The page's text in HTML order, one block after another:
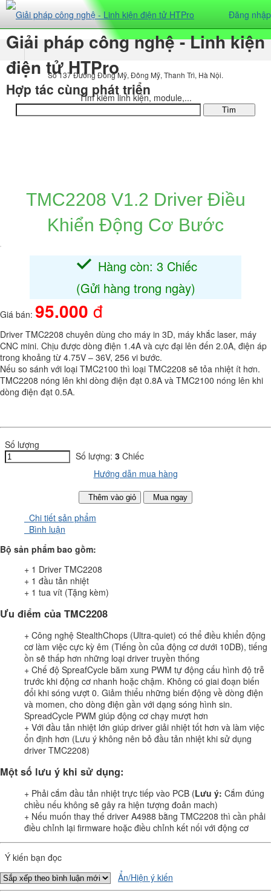
Giải pháp công nghệ - Linh kiện
điện tử HTPro
Hợp tác cùng phát triển
Đăng nhập
Số 137 Đường Đông Mỹ, Đông Mỹ, Thanh Trì, Hà Nội.
Tìm kiếm linh kiện, module,...
TMC2208 V1.2 Driver Điều
Khiển Động Cơ Bước
Hàng còn: 3 Chiếc
(Gửi hàng trong ngày)
Giá bán: 95.000 đ
Driver TMC2208 chuyên dùng cho máy in 3D, máy khắc laser, máy
CNC mini. Chịu được dòng điện 1.4A và cực đại lên đến 2.0A, điện áp
trong khoảng từ 4.75V – 36V, 256 vi bước.
Nếu so sánh với loại TMC2100 thì loại TMC2208 sẽ tỏa nhiệt ít hơn.
TMC2208 nóng lên khi dòng điện đạt 0.8A và TMC2100 nóng lên khi
dòng điện đạt 0.5A.
Số lượng
Số lượng: 3 Chiếc
Hướng dẫn mua hàng
Thêm vào giỏ Mua ngay
Chi tiết sản phẩm
Bình luận
Bộ sản phẩm bao gồm:
+ 1 Driver TMC2208
+ 1 đầu tản nhiệt
+ 1 tua vít (Tặng kèm)
Ưu điểm của TMC2208
+ Công nghệ StealthChops (Ultra-quiet) có thể điều khiển động
cơ làm việc cực kỳ êm (Tiếng ồn của động cơ dưới 10DB), tiếng
ồn sẽ thấp hơn những loại driver truyền thống
+ Chế độ SpreafCycle băm xung PWM tự động cấu hình độ trễ
trước khi động cơ nhanh hoặc chậm. Không có giai đoạn biến
đổi khi sóng vượt 0. Giảm thiểu những biến động về dòng điện
và momen, cho dòng điện gần với dạng sóng hình sin.
SpreadCycle PWM giúp động cơ chạy mượt hơn
+ Với đầu tản nhiệt lớn giúp driver giải nhiệt tốt hơn và làm việc
ổn định hơn (Lưu ý không nên bỏ đầu tản nhiệt khi sử dụng
driver TMC2208)
Một số lưu ý khi sử dụng:
+ Phải cắm đầu tản nhiệt trực tiếp vào PCB (Lưu ý: Cắm đúng
chiều nếu không sẽ gây ra hiện tượng đoản mach)
+ Nếu muốn thay thế driver A4988 bằng TMC2208 thì cần phải
điều chỉnh lại firmware hoặc điều chỉnh kết nối với động cơ
Ý kiến bạn đọc
Ẩn/Hiện ý kiến